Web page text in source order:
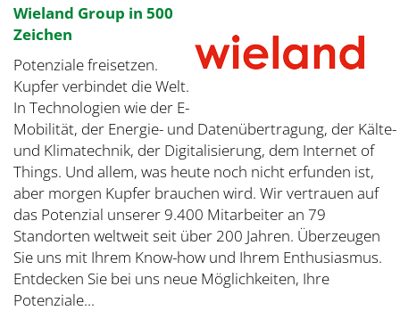
Wieland Group in 500
Zeichen
Potenziale freisetzen.
Kupfer verbindet die Welt.
In Technologien wie der E-
Mobilität, der Energie- und Datenübertragung, der Kälte-
und Klimatechnik, der Digitalisierung, dem Internet of
Things. Und allem, was heute noch nicht erfunden ist,
aber morgen Kupfer brauchen wird. Wir vertrauen auf
das Potenzial unserer 9.400 Mitarbeiter an 79
Standorten weltweit seit über 200 Jahren. Überzeugen
Sie uns mit Ihrem Know-how und Ihrem Enthusiasmus.
Entdecken Sie bei uns neue Möglichkeiten, Ihre
Potenziale...